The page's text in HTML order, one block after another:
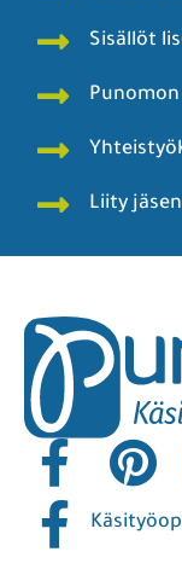
Sisällöt
Liity